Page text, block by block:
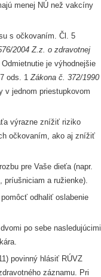
menej NÚ než vakcíny
s očkovaním. Čl. 5
2004 Z.z. o zdravotnej
je výhodnejšie
ods. 1Zákona č. 372/1990
v jednom priestupkovom
výrazne znížiť riziko
očkovaním, ako aj znížiť
pre Vaše dieťa (napr.
príušniciam a ružienke).
odhaliť oslabenie
po sebe nasledujúcimi
povinný hlásiť RÚVZ
záznamu. Pri